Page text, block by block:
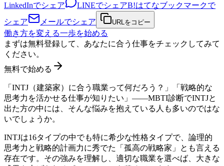
LinkedInでシェア LINEでシェアB!はてなブックマークで
シェア
メールでシェア URLをコピー
働き方を変える一歩を始める
まずは無料登録して、あなたに合う仕事をチェックしてみて
ください。
無料で始める
「INTJ（建築家）に合う職業って何だろう？」「戦略的な
思考力を活かせる仕事が知りたい」——MBTI診断でINTJと
出た方の中には、そんな悩みを抱えている人も多いのではな
いでしょうか。
INTJは16タイプの中でも特に希少な性格タイプで、論理的
思考力と戦略的計画力に秀でた「孤高の戦略家」とも言える
存在です。その強みを理解し、適切な職業を選べば、大きな